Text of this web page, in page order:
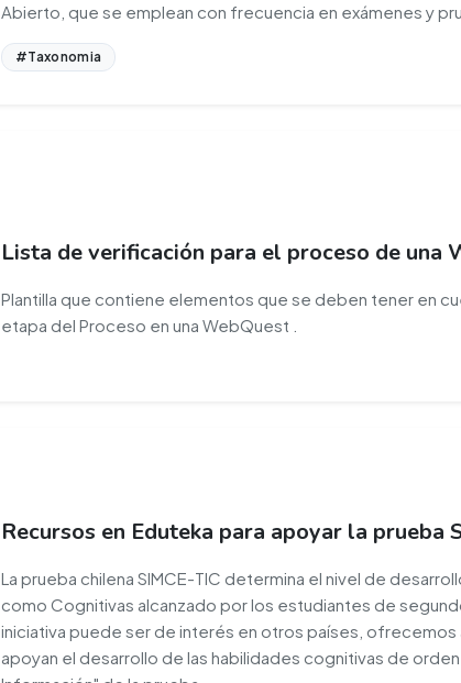
Abierto, que se emplean con frecuencia en exámenes y
#Taxonomia
Lista de verificación para el proceso de una
Plantilla que contiene elementos que se deben tener en
etapa del Proceso en una WebQuest .
Recursos en Eduteka para apoyar la prueba
La prueba chilena SIMCE-TIC determina el nivel de
como Cognitivas alcanzado por los estudiantes de
iniciativa puede ser de interés en otros países, ofrecemos
apoyan el desarrollo de las habilidades cognitivas de